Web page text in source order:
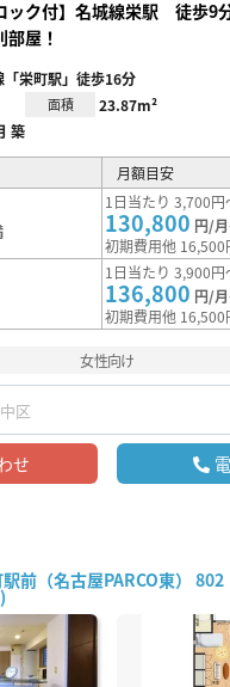
ック付】名城線栄駅 徒歩9
屋！
「栄町駅」徒歩16分
面積 23.87m²
築
月額目安
1日当たり 3,700円
130,800 円/
初期費用他 16,500
1日当たり 3,900円
136,800 円/
初期費用他 16,500
女性向け
区
せ
前（名古屋PARCO東） 802